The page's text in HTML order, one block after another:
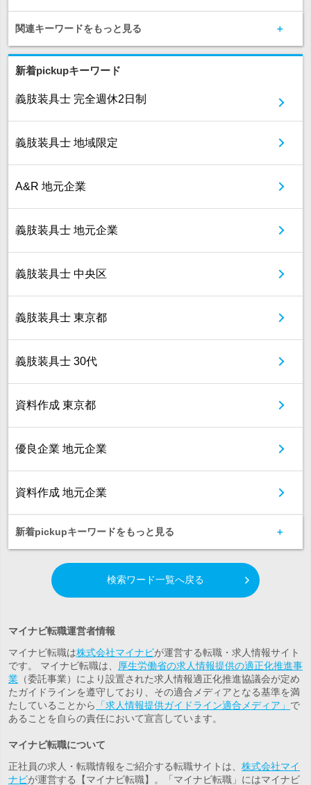
関連キーワードをもっと見る
新着pickupキーワード
義肢装具士 完全週休2日制
義肢装具士 地域限定
A&R 地元企業
義肢装具士 地元企業
義肢装具士 中央区
義肢装具士 東京都
義肢装具士 30代
資料作成 東京都
優良企業 地元企業
資料作成 地元企業
新着pickupキーワードをもっと見る
検索ワード一覧へ戻る
マイナビ転職運営者情報
マイナビ転職は株式会社マイナビが運営する転職・求人情報サイト
です。 マイナビ転職は、
厚生労働省の求人情報提供の適正化推進事
業 （委託事業）により設置された求人情報適正化推進協議会が定め
たガイドラインを遵守しており、その適合メディアとなる基準を満
たしていることから
「求人情報提供ガイドライン適合メディア」 で
あることを自らの責任において宣言しています。
マイナビ転職について
正社員の求人・転職情報をご紹介する転職サイトは、 株式会社マイ
ナビが運営する【マイナビ転職】。「マイナビ転職」にはマイナビ